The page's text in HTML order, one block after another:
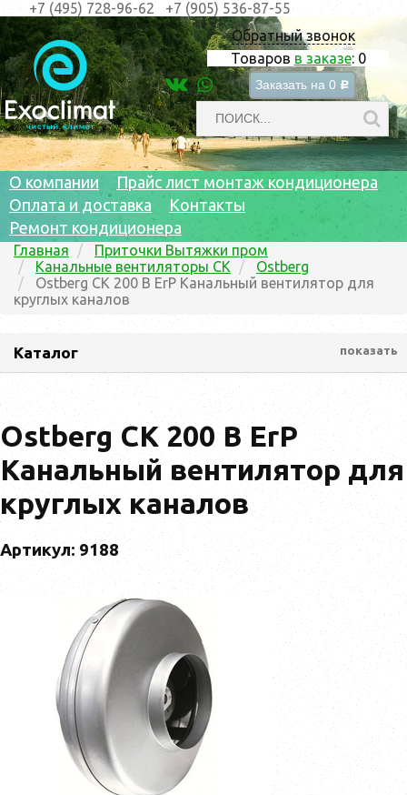
Обратный звонок
Товаров в заказе: 0
Заказать на 0 c
+7 (495) 728-96-62 +7 (905) 536-87-55
О компании
Прайс лист монтаж кондиционера
Оплата и доставка
Контакты
Ремонт кондиционера
Главная
Приточки Вытяжки пром
Канальные вентиляторы CK
Ostberg
Ostberg CK 200 B ErP Канальный вентилятор для
круглых каналов
Каталог показать
Ostberg CK 200 B ErP
Канальный вентилятор для
круглых каналов
Артикул: 9188